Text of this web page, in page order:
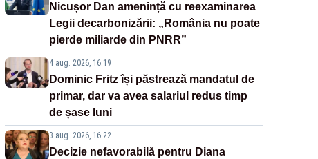
Nicușor Dan amenință cu reexaminarea
Legii decarbonizării: „România nu poate
pierde miliarde din PNRR”
4 aug. 2026, 16:19
Dominic Fritz își păstrează mandatul de
primar, dar va avea salariul redus timp
de șase luni
3 aug. 2026, 16:22
Decizie nefavorabilă pentru Diana